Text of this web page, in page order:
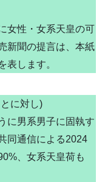
女性・女系天皇の可
新聞の提言は、本紙
表します。
に対し)
に男系男子に固執す
同通信による2024
、女系天皇荷も